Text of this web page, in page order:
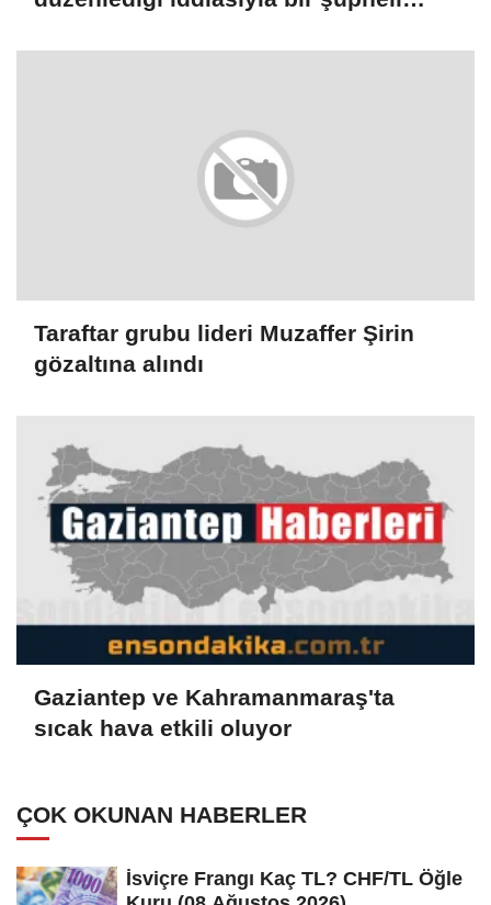
Taraftar grubu lideri Muzaffer Şirin
gözaltına alındı
Gaziantep ve Kahramanmaraş'ta
sıcak hava etkili oluyor
ÇOK OKUNAN HABERLER
İsviçre Frangı Kaç TL? CHF/TL Öğle